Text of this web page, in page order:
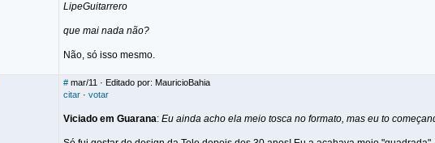
LipeGuitarrero
que mai nada não?
Não, só isso mesmo.
# mar/11 · Editado por: MauricioBahia
citar · votar
Viciado em Guarana: Eu ainda acho ela meio tosca no formato, mas eu to